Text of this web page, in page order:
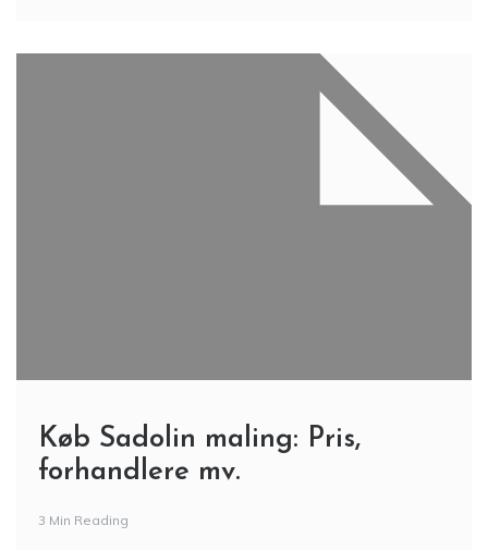
Køb Sadolin maling: Pris,
forhandlere mv.
3 Min Reading